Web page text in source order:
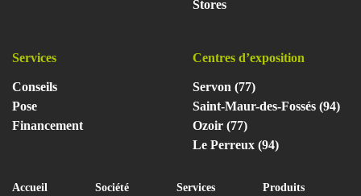
Stores
Services
Conseils
Pose
Financement
Centres d’exposition
Servon (77)
Saint-Maur-des-Fossés (94)
Ozoir (77)
Le Perreux (94)
Accueil Société Services Produits